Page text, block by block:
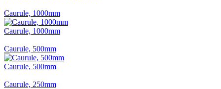
Caurule, 1000mm
Caurule, 1000mm
Caurule, 500mm
Caurule, 500mm
Caurule, 250mm